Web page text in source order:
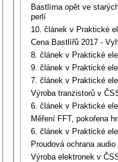
Bastlírna opět ve
perlí
10. článek v Praktické
Cena Bastlířů 2017 -
8. článek v Praktické
9. článek v Praktické
7. článek v Praktické
Výroba tranzistorů v
6. článek v Praktické
Měření FFT, pokořena
6. článek v Praktické
Proudová ochrana
Výroba elektronek v